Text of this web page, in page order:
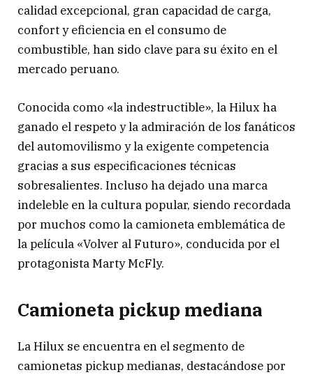
calidad excepcional, gran capacidad de carga,
confort y eficiencia en el consumo de
combustible, han sido clave para su éxito en el
mercado peruano.
Conocida como «la indestructible», la Hilux ha
ganado el respeto y la admiración de los fanáticos
del automovilismo y la exigente competencia
gracias a sus especificaciones técnicas
sobresalientes. Incluso ha dejado una marca
indeleble en la cultura popular, siendo recordada
por muchos como la camioneta emblemática de
la película «Volver al Futuro», conducida por el
protagonista Marty McFly.
Camioneta pickup mediana
La Hilux se encuentra en el segmento de
camionetas pickup medianas, destacándose por